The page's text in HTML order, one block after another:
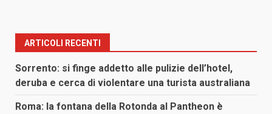
ARTICOLI RECENTI
Sorrento: si finge addetto alle pulizie dell’hotel,
deruba e cerca di violentare una turista australiana
Roma: la fontana della Rotonda al Pantheon è